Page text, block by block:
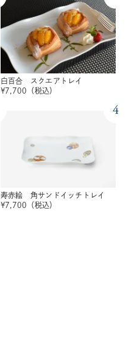
白百合 スクエアトレイ
¥7,700 （税込）
4
寿赤絵 角サンドイッチトレイ
¥7,700 （税込）